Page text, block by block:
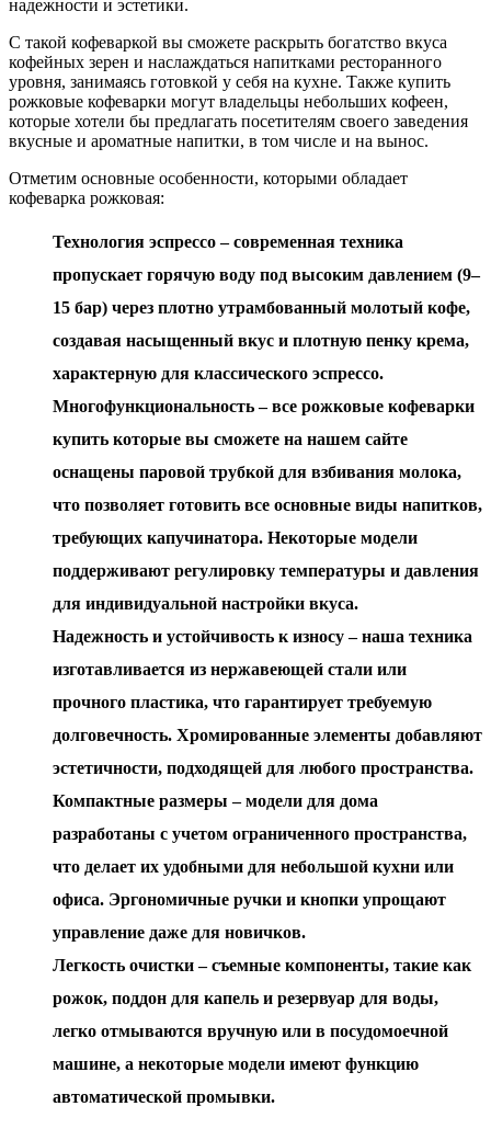
надежности и эстетики.
С такой кофеваркой вы сможете раскрыть богатство вкуса
кофейных зерен и наслаждаться напитками ресторанного
уровня, занимаясь готовкой у себя на кухне. Также купить
рожковые кофеварки могут владельцы небольших кофеен,
которые хотели бы предлагать посетителям своего заведения
вкусные и ароматные напитки, в том числе и на вынос.
Отметим основные особенности, которыми обладает
кофеварка рожковая:
Технология эспрессо – современная техника
пропускает горячую воду под высоким давлением (9–
15 бар) через плотно утрамбованный молотый кофе,
создавая насыщенный вкус и плотную пенку крема,
характерную для классического эспрессо.
Многофункциональность – все рожковые кофеварки
купить которые вы сможете на нашем сайте
оснащены паровой трубкой для взбивания молока,
что позволяет готовить все основные виды напитков,
требующих капучинатора. Некоторые модели
поддерживают регулировку температуры и давления
для индивидуальной настройки вкуса.
Надежность и устойчивость к износу – наша техника
изготавливается из нержавеющей стали или
прочного пластика, что гарантирует требуемую
долговечность. Хромированные элементы добавляют
эстетичности, подходящей для любого пространства.
Компактные размеры – модели для дома
разработаны с учетом ограниченного пространства,
что делает их удобными для небольшой кухни или
офиса. Эргономичные ручки и кнопки упрощают
управление даже для новичков.
Легкость очистки – съемные компоненты, такие как
рожок, поддон для капель и резервуар для воды,
легко отмываются вручную или в посудомоечной
машине, а некоторые модели имеют функцию
автоматической промывки.